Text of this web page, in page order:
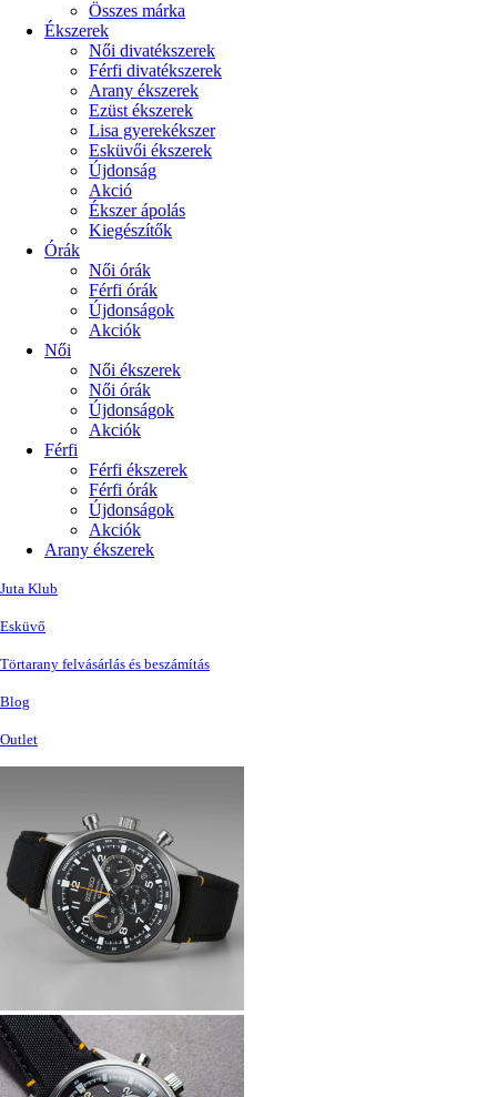
Összes márka
Ékszerek
Női divatékszerek
Férfi divatékszerek
Arany ékszerek
Ezüst ékszerek
Lisa gyerekékszer
Esküvői ékszerek
Újdonság
Akció
Ékszer ápolás
Kiegészítők
Órák
Női órák
Férfi órák
Újdonságok
Akciók
Női
Női ékszerek
Női órák
Újdonságok
Akciók
Férfi
Férfi ékszerek
Férfi órák
Újdonságok
Akciók
Arany ékszerek
Juta Klub
Esküvő
Törtarany felvásárlás és beszámítás
Blog
Outlet